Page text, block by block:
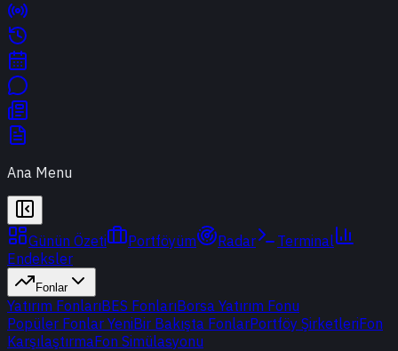
Ana Menu
Günün Özeti Portföyüm Radar
Terminal
Endeksler
Fonlar
Yatırım FonlarıBES FonlarıBorsa Yatırım Fonu
Popüler Fonlar YeniBir Bakışta FonlarPortföy ŞirketleriFon
KarşılaştırmaFon Simülasyonu